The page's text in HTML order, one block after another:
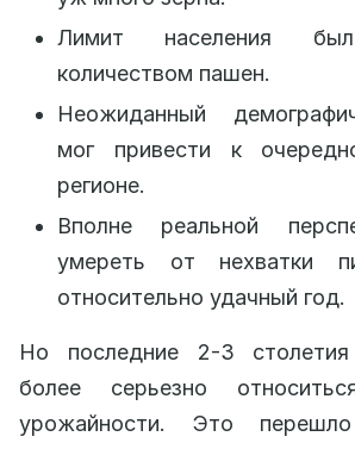
Лимит населения был
количеством пашен.
Неожиданный
мог привести к
регионе.
Вполне реальной
умереть от нехватки
относительно удачный год.
Но последние 2-3
более серьезно
урожайности. Это